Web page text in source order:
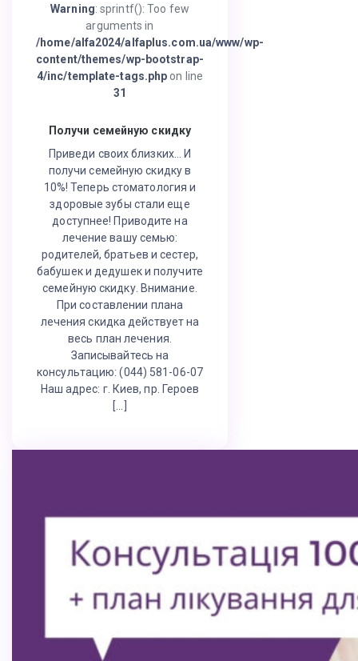
Warning: sprintf(): Too few
arguments in
/home/alfa2024/alfaplus.com.ua/www/wp-
content/themes/wp-bootstrap-
4/inc/template-tags.php on line
31
Получи семейную скидку
Приведи своих близких… И
получи семейную скидку в
10%! Теперь стоматология и
здоровые зубы стали еще
доступнее! Приводите на
лечение вашу семью:
родителей, братьев и сестер,
бабушек и дедушек и получите
семейную скидку. Внимание.
При составлении плана
лечения скидка действует на
весь план лечения.
Записывайтесь на
консультацию: (044) 581-06-07
Наш адрес: г. Киев, пр. Героев
[…]